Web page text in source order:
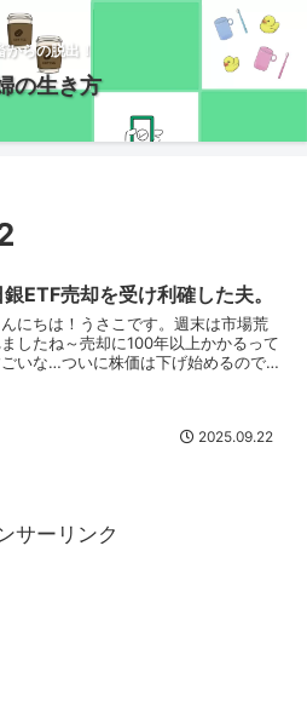
からの脱出！
の生き方
銀ETF売却を受け利確した夫。
んにちは！うさこです。週末は市場荒
したね～売却に100年以上かかるって
いな…ついに株価は下げ始めるので
2025.09.22
サーリンク